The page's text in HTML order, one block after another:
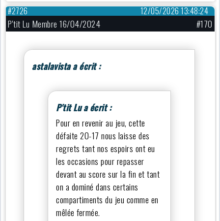
12/05/2026 13:48:24
#2726
P'tit Lu Membre 16/04/2024 #170
astalavista a écrit :
P'tit Lu a écrit :
Pour en revenir au jeu, cette
défaite 20-17 nous laisse des
regrets tant nos espoirs ont eu
les occasions pour repasser
devant au score sur la fin et tant
on a dominé dans certains
compartiments du jeu comme en
mêlée fermée.